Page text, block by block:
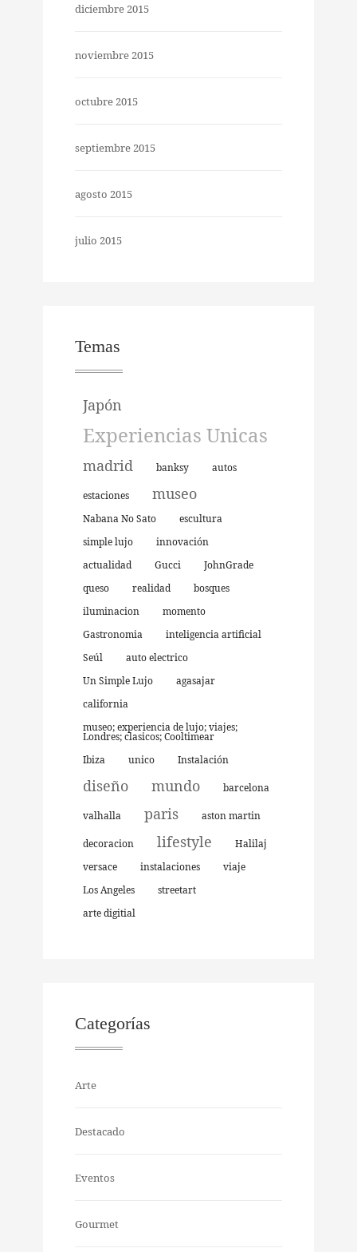
diciembre 2015
noviembre 2015
octubre 2015
septiembre 2015
agosto 2015
julio 2015
Temas
Japón
Experiencias Unicas
madrid banksy autos
estaciones museo
Nabana No Sato
escultura
simple lujo
innovación
actualidad
Gucci
JohnGrade
queso
realidad
bosques
iluminacion
momento
Gastronomia
inteligencia artificial
Seúl
auto electrico
Un Simple Lujo
agasajar
california
museo; experiencia de lujo; viajes;
Londres; clasicos; Cooltimear
Ibiza
unico Instalación
diseño mundo barcelona
valhalla paris aston martin
decoracion lifestyle
Halilaj
versace
instalaciones
viaje
Los Angeles
streetart
arte digitial
Categorías
Arte
Destacado
Eventos
Gourmet